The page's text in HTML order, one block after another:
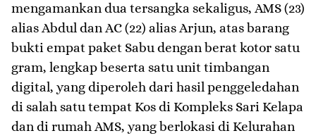
mengamankan dua tersangka sekaligus, AMS (23)
alias Abdul dan AC (22) alias Arjun, atas barang
bukti empat paket Sabu dengan berat kotor satu
gram, lengkap beserta satu unit timbangan
digital, yang diperoleh dari hasil penggeledahan
di salah satu tempat Kos di Kompleks Sari Kelapa
dan di rumah AMS, yang berlokasi di Kelurahan